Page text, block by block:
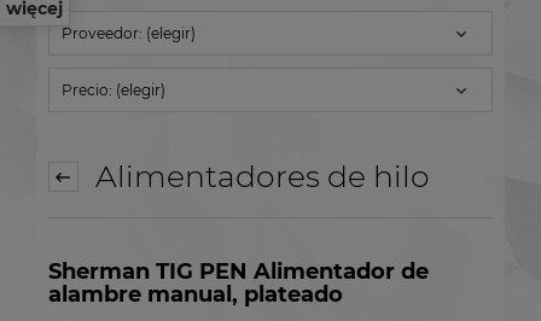
więcej
Proveedor: (elegir)
Precio: (elegir)
Alimentadores de hilo
Sherman TIG PEN Alimentador de
alambre manual, plateado